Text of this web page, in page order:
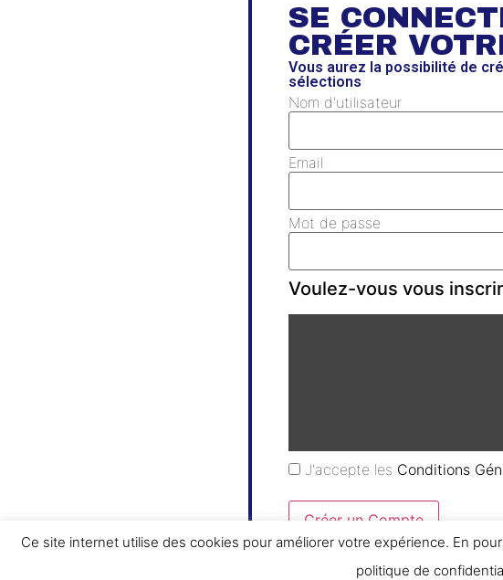
Ce site internet utilise des cookies pour améliorer votre expérience. En
politique de
SE
CRÉER
Vous aurez la possibilité de
sélections
Nom d'utilisateur
Email
Mot de passe
Voulez-vous vous
J'accepte les Conditions
Créer un Compte